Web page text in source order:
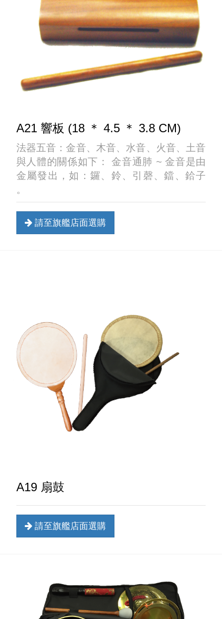
A21 響板 (18 ＊ 4.5 ＊ 3.8 CM)
法器五音：金音、木音、水音、火音、土音
與人體的關係如下： 金音通肺 ~ 金音是由
金屬發出，如：鑼、鈴、引磬、鐺、鉿子
。
請至旗艦店面選購
A19 扇鼓
請至旗艦店面選購